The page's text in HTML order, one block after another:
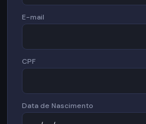
E-mail
CPF
Data de Nascimento